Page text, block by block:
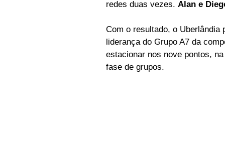
redes duas vezes. Alan e
Com o resultado, o Uberlândia
liderança do Grupo A7 da
estacionar nos nove pontos,
fase de grupos.